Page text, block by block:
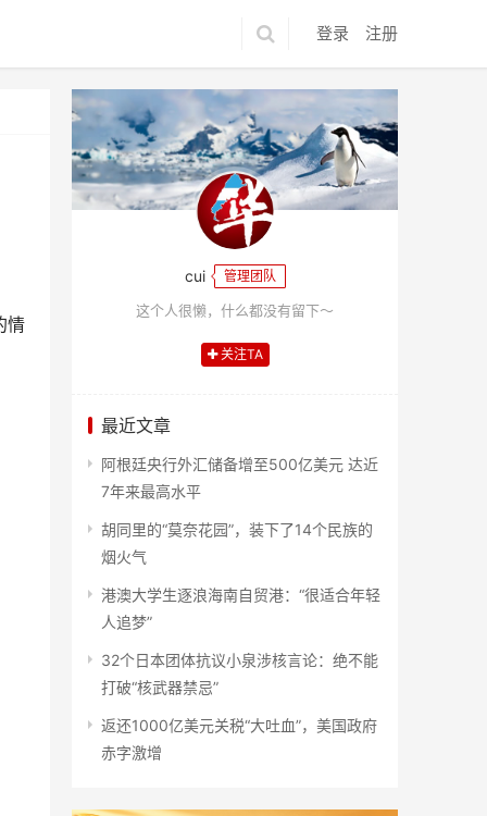
登录 注册
情
cui 管理团队
这个人很懒，什么都没有留下～
关注TA
最近文章
阿根廷央行外汇储备增至500亿美元 达近
7年来最高水平
胡同里的“莫奈花园”，装下了14个民族的
烟火气
港澳大学生逐浪海南自贸港：“很适合年轻
人追梦”
32个日本团体抗议小泉涉核言论：绝不能
打破“核武器禁忌”
返还1000亿美元关税“大吐血”，美国政府
赤字激增